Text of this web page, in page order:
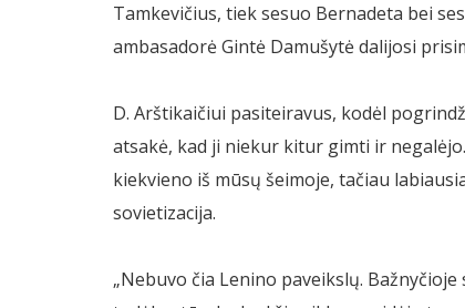
Tamkevičius, tiek sesuo Bernadeta bei
ambasadorė Gintė Damušytė dalijosi
D. Arštikaičiui pasiteiravus, kodėl
atsakė, kad ji niekur kitur gimti ir
kiekvieno iš mūsų šeimoje, tačiau
sovietizacija.
„Nebuvo čia Lenino paveikslų.